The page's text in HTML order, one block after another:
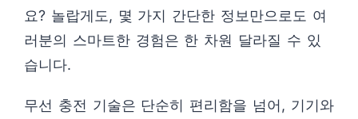
요? 놀랍게도, 몇 가지 간단한 정보만으로도 여
러분의 스마트한 경험은 한 차원 달라질 수 있
습니다.
무선 충전 기술은 단순히 편리함을 넘어, 기기와